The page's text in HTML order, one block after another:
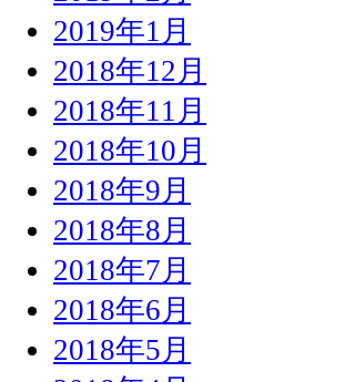
2019年1月
2018年12月
2018年11月
2018年10月
2018年9月
2018年8月
2018年7月
2018年6月
2018年5月